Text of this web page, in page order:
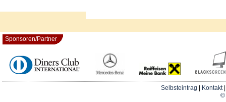
Sponsoren/Partner
Selbsteintrag Kontakt
©